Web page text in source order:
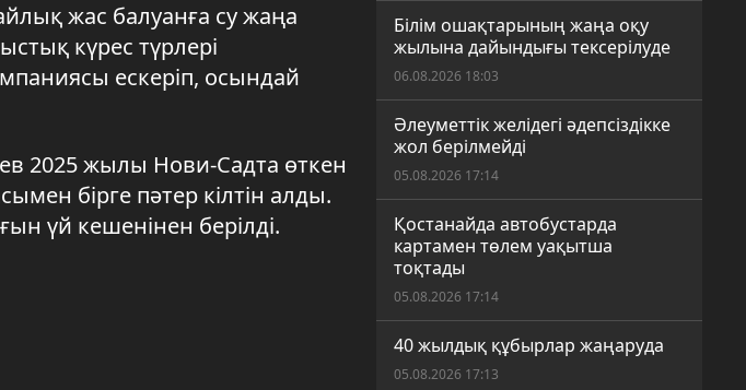
жас балуанға су жаңа
күрес түрлері
ескеріп, осындай
2025 жылы Нови-Садта өткен
бірге пәтер кілтін алды.
үй кешенінен берілді.
Білім ошақтарының жаңа оқу
жылына дайындығы тексерілуде
06.08.2026 18:03
Әлеуметтік желідегі әдепсіздікке
жол берілмейді
05.08.2026 17:14
Қостанайда автобустарда
картамен төлем уақытша
тоқтады
05.08.2026 17:14
40 жылдық құбырлар жаңаруда
05.08.2026 17:13